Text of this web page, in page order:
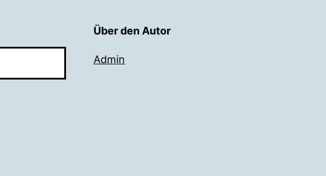
Über den Autor
Admin